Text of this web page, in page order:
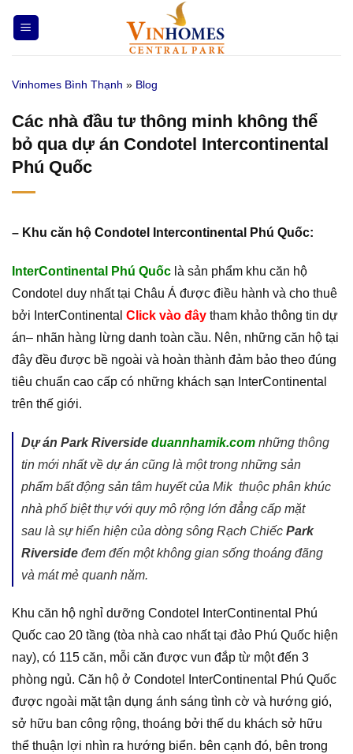
qua
nội
Vinhomes Bình Thạnh » Blog
Các nhà đầu tư thông minh không thể
bỏ qua dự án Condotel Intercontinental
Phú Quốc
– Khu căn hộ Condotel Intercontinental Phú Quốc:
InterContinental Phú Quốc là sản phẩm khu căn hộ
Condotel duy nhất tại Châu Á được điều hành và cho thuê
bởi InterContinental Click vào đây tham khảo thông tin dự
án– nhãn hàng lừng danh toàn cầu. Nên, những căn hộ tại
đây đều được bề ngoài và hoàn thành đảm bảo theo đúng
tiêu chuẩn cao cấp có những khách sạn InterContinental
trên thế giới.
Dự án Park Riverside duannhamik.com những thông
tin mới nhất về dự án cũng là một trong những sản
phẩm bất động sản tâm huyết của Mik thuộc phân khúc
nhà phố biệt thự với quy mô rộng lớn đẳng cấp mặt
sau là sự hiển hiện của dòng sông Rạch Chiếc Park
Riverside đem đến một không gian sống thoáng đãng
và mát mẻ quanh năm.
Khu căn hộ nghỉ dưỡng Condotel InterContinental Phú
Quốc cao 20 tầng (tòa nhà cao nhất tại đảo Phú Quốc hiện
nay), có 115 căn, mỗi căn được vun đắp từ một đến 3
phòng ngủ. Căn hộ ở Condotel InterContinental Phú Quốc
được ngoài mặt tận dụng ánh sáng tình cờ và hướng gió,
sở hữu ban công rộng, thoáng bởi thế du khách sở hữu
thể thuận lợi nhìn ra hướng biển. bên cạnh đó, bên trong